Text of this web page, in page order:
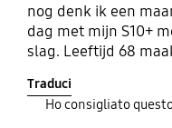
nog denk ik een
dag met mijn S10+
slag. Leeftijd 68
fantastische
sokken geblazen.
Traduci
Ho consigliato